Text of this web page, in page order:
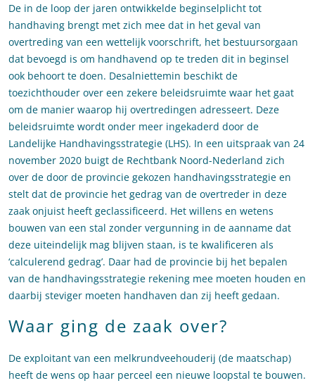
De in de loop der jaren ontwikkelde beginselplicht tot
handhaving brengt met zich mee dat in het geval van
overtreding van een wettelijk voorschrift, het bestuursorgaan
dat bevoegd is om handhavend op te treden dit in beginsel
ook behoort te doen. Desalniettemin beschikt de
toezichthouder over een zekere beleidsruimte waar het gaat
om de manier waarop hij overtredingen adresseert. Deze
beleidsruimte wordt onder meer ingekaderd door de
Landelijke Handhavingsstrategie (LHS). In een uitspraak van 24
november 2020 buigt de Rechtbank Noord-Nederland zich
over de door de provincie gekozen handhavingsstrategie en
stelt dat de provincie het gedrag van de overtreder in deze
zaak onjuist heeft geclassificeerd. Het willens en wetens
bouwen van een stal zonder vergunning in de aanname dat
deze uiteindelijk mag blijven staan, is te kwalificeren als
‘calculerend gedrag’. Daar had de provincie bij het bepalen
van de handhavingsstrategie rekening mee moeten houden en
daarbij steviger moeten handhaven dan zij heeft gedaan.
Waar ging de zaak over?
De exploitant van een melkrundveehouderij (de maatschap)
heeft de wens op haar perceel een nieuwe loopstal te bouwen.